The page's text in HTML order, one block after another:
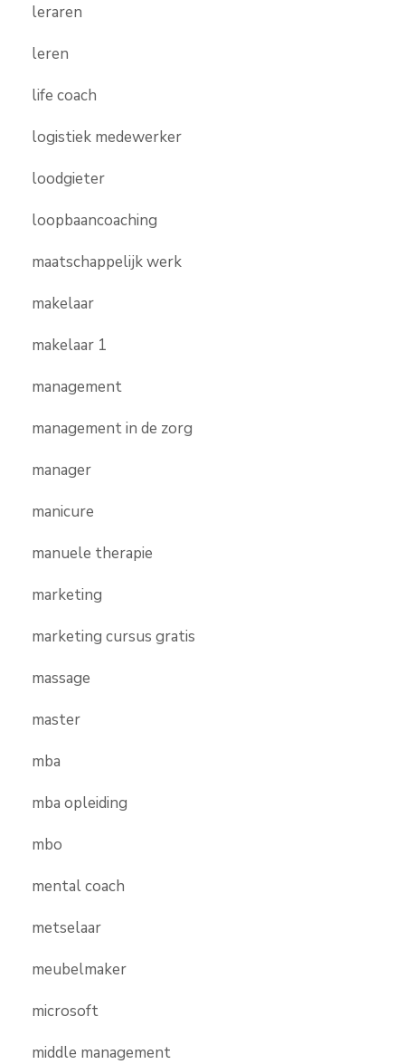
leraren
leren
life coach
logistiek medewerker
loodgieter
loopbaancoaching
maatschappelijk werk
makelaar
makelaar 1
management
management in de zorg
manager
manicure
manuele therapie
marketing
marketing cursus gratis
massage
master
mba
mba opleiding
mbo
mental coach
metselaar
meubelmaker
microsoft
middle management